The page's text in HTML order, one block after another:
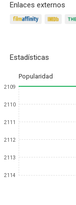
Enlaces externos
Estadísticas
Popularidad
2109
2110
2111
2112
2113
2114